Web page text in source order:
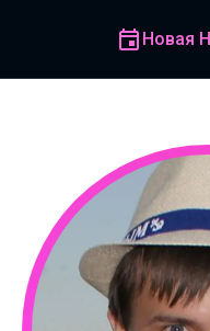
Новая